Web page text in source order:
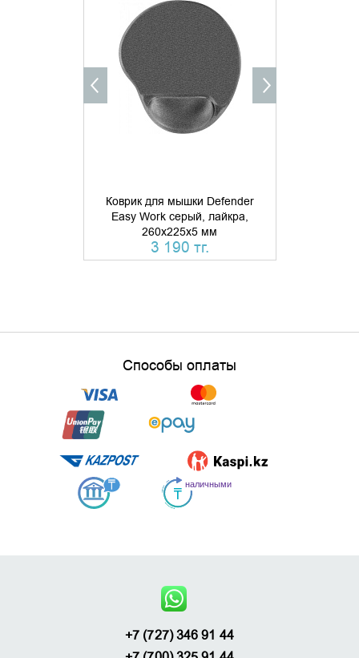
Коврик для мышки Defender
Easy Work серый, лайкра,
260х225х5 мм
3 190 тг.
ДОБАВИТЬ В КОРЗИНУ
КУПИТЬ В 1 КЛИК
Способы оплаты
+7 (727) 346 91 44